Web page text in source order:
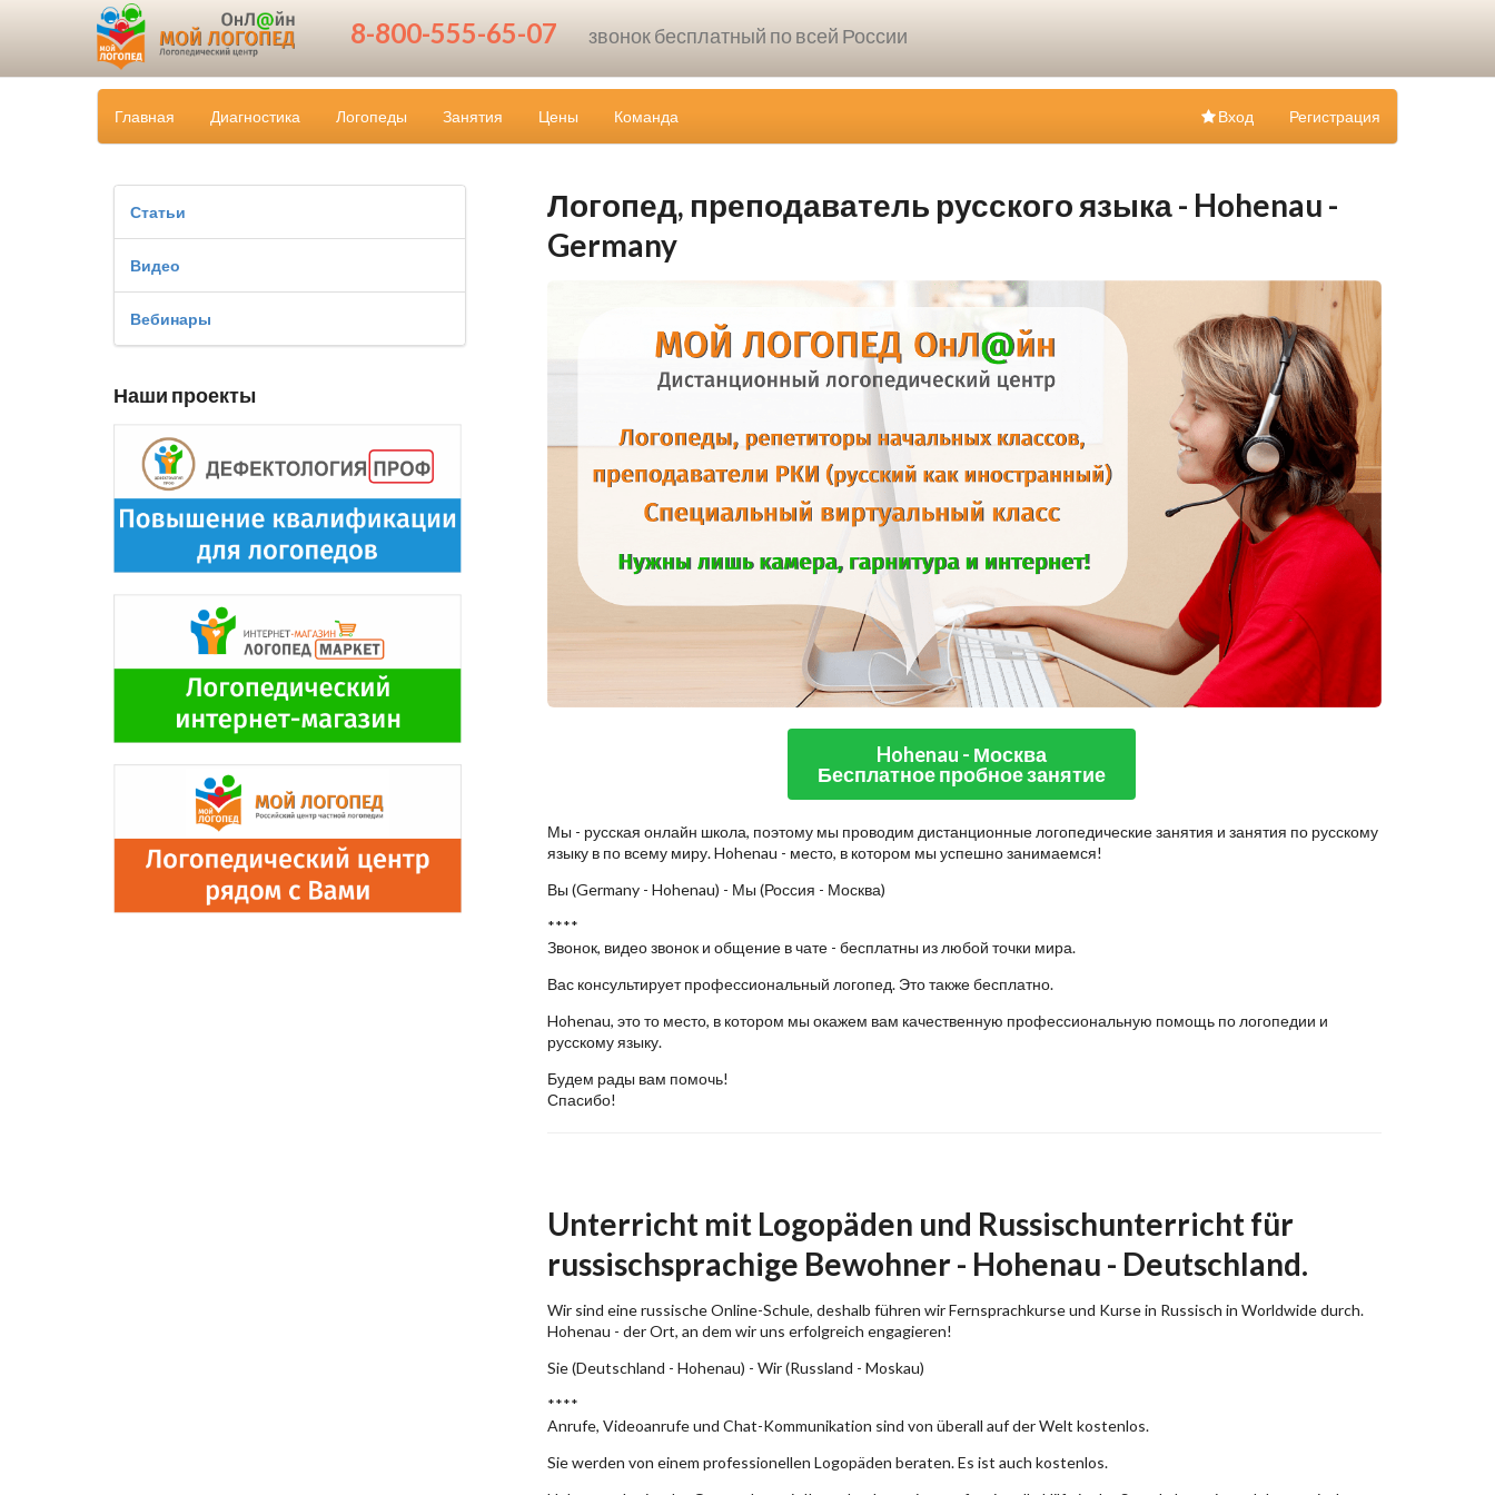
8-800-555-65-07 звонок бесплатный по всей России
Главная Диагностика Логопеды Занятия Цены Команда Регистрация
Вход
Статьи
Видео
Вебинары
Наши проекты
Логопед, преподаватель русского языка - Hohenau -
Germany
Hohenau - Москва
Бесплатное пробное занятие
Мы - русская онлайн школа, поэтому мы проводим дистанционные логопедические занятия и занятия по русскому
языку в по всему миру. Hohenau - место, в котором мы успешно занимаемся!
Вы (Germany - Hohenau) - Мы (Россия - Москва)
****
Звонок, видео звонок и общение в чате - бесплатны из любой точки мира.
Вас консультирует профессиональный логопед. Это также бесплатно.
Hohenau, это то место, в котором мы окажем вам качественную профессиональную помощь по логопедии и
русскому языку.
Будем рады вам помочь!
Спасибо!
Unterricht mit Logopäden und Russischunterricht für
russischsprachige Bewohner - Hohenau - Deutschland.
Wir sind eine russische Online-Schule, deshalb führen wir Fernsprachkurse und Kurse in Russisch in Worldwide durch.
Hohenau - der Ort, an dem wir uns erfolgreich engagieren!
Sie (Deutschland - Hohenau) - Wir (Russland - Moskau)
****
Anrufe, Videoanrufe und Chat-Kommunikation sind von überall auf der Welt kostenlos.
Sie werden von einem professionellen Logopäden beraten. Es ist auch kostenlos.